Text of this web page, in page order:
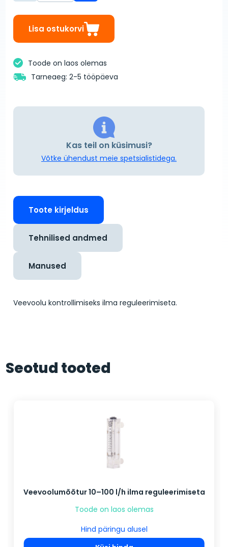
Lisa ostukorvi
Toode on laos olemas
Tarneaeg: 2-5 tööpäeva
Kas teil on küsimusi?
Võtke ühendust meie spetsialistidega.
Toote kirjeldus
Tehnilised andmed
Manused
Veevoolu kontrollimiseks ilma reguleerimiseta.
Seotud tooted
Veevoolumõõtur 10–100 l/h ilma reguleerimiseta
Toode on laos olemas
Hind päringu alusel